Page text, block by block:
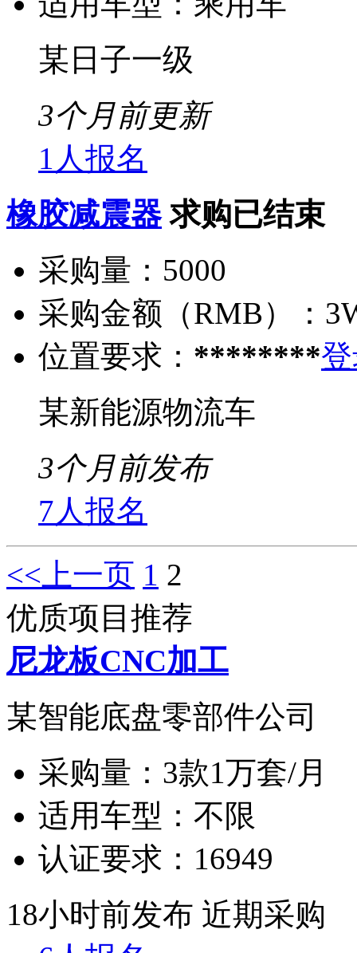
某日子一级
3个月前更新
1人报名
橡胶减震器 求购已结束
采购量： 5000
采购金额（RMB）：
位置要求： ********
某新能源物流车
3个月前发布
7人报名
<<上一页 1 2
优质项目推荐
尼龙板CNC加工
某智能底盘零部件公司
采购量： 3款1万套/月
适用车型： 不限
认证要求： 16949
18小时前发布 近期采购